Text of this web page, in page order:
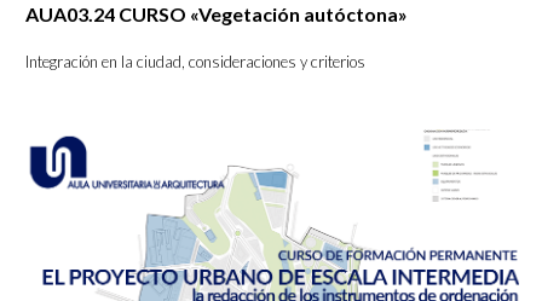
AUA03.24 CURSO «Vegetación autóctona»
Integración en la ciudad, consideraciones y criterios